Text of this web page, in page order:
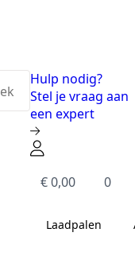
Hulp nodig?
Stel je vraag aan
een expert
€0,00 0
Laadpalen